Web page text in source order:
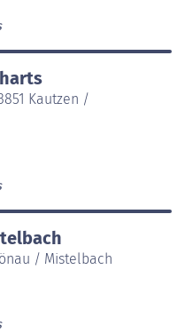
Kautzen /
/ Mistelbach